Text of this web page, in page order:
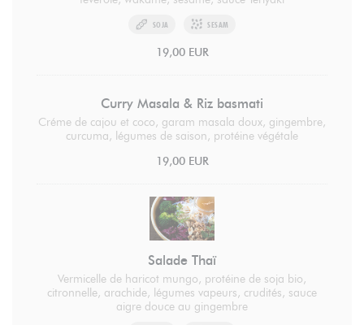
SOJA SESAM
19,00 EUR
Curry Masala & Riz basmati
Créme de cajou et coco, garam masala doux, gingembre,
curcuma, légumes de saison, protéine végétale
19,00 EUR
Salade Thaï
Vermicelle de haricot mungo, protéine de soja bio,
citronnelle, arachide, légumes vapeurs, crudités, sauce
aigre douce au gingembre